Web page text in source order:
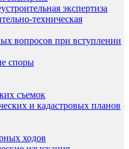
экспертиза
техническая
вопросов при вступлении
споры
съемок
и кадастровых планов
ходов